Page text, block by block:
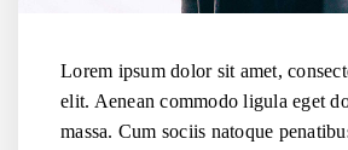
Lorem ipsum dolor sit amet,
elit. Aenean commodo ligula eget
massa. Cum sociis natoque